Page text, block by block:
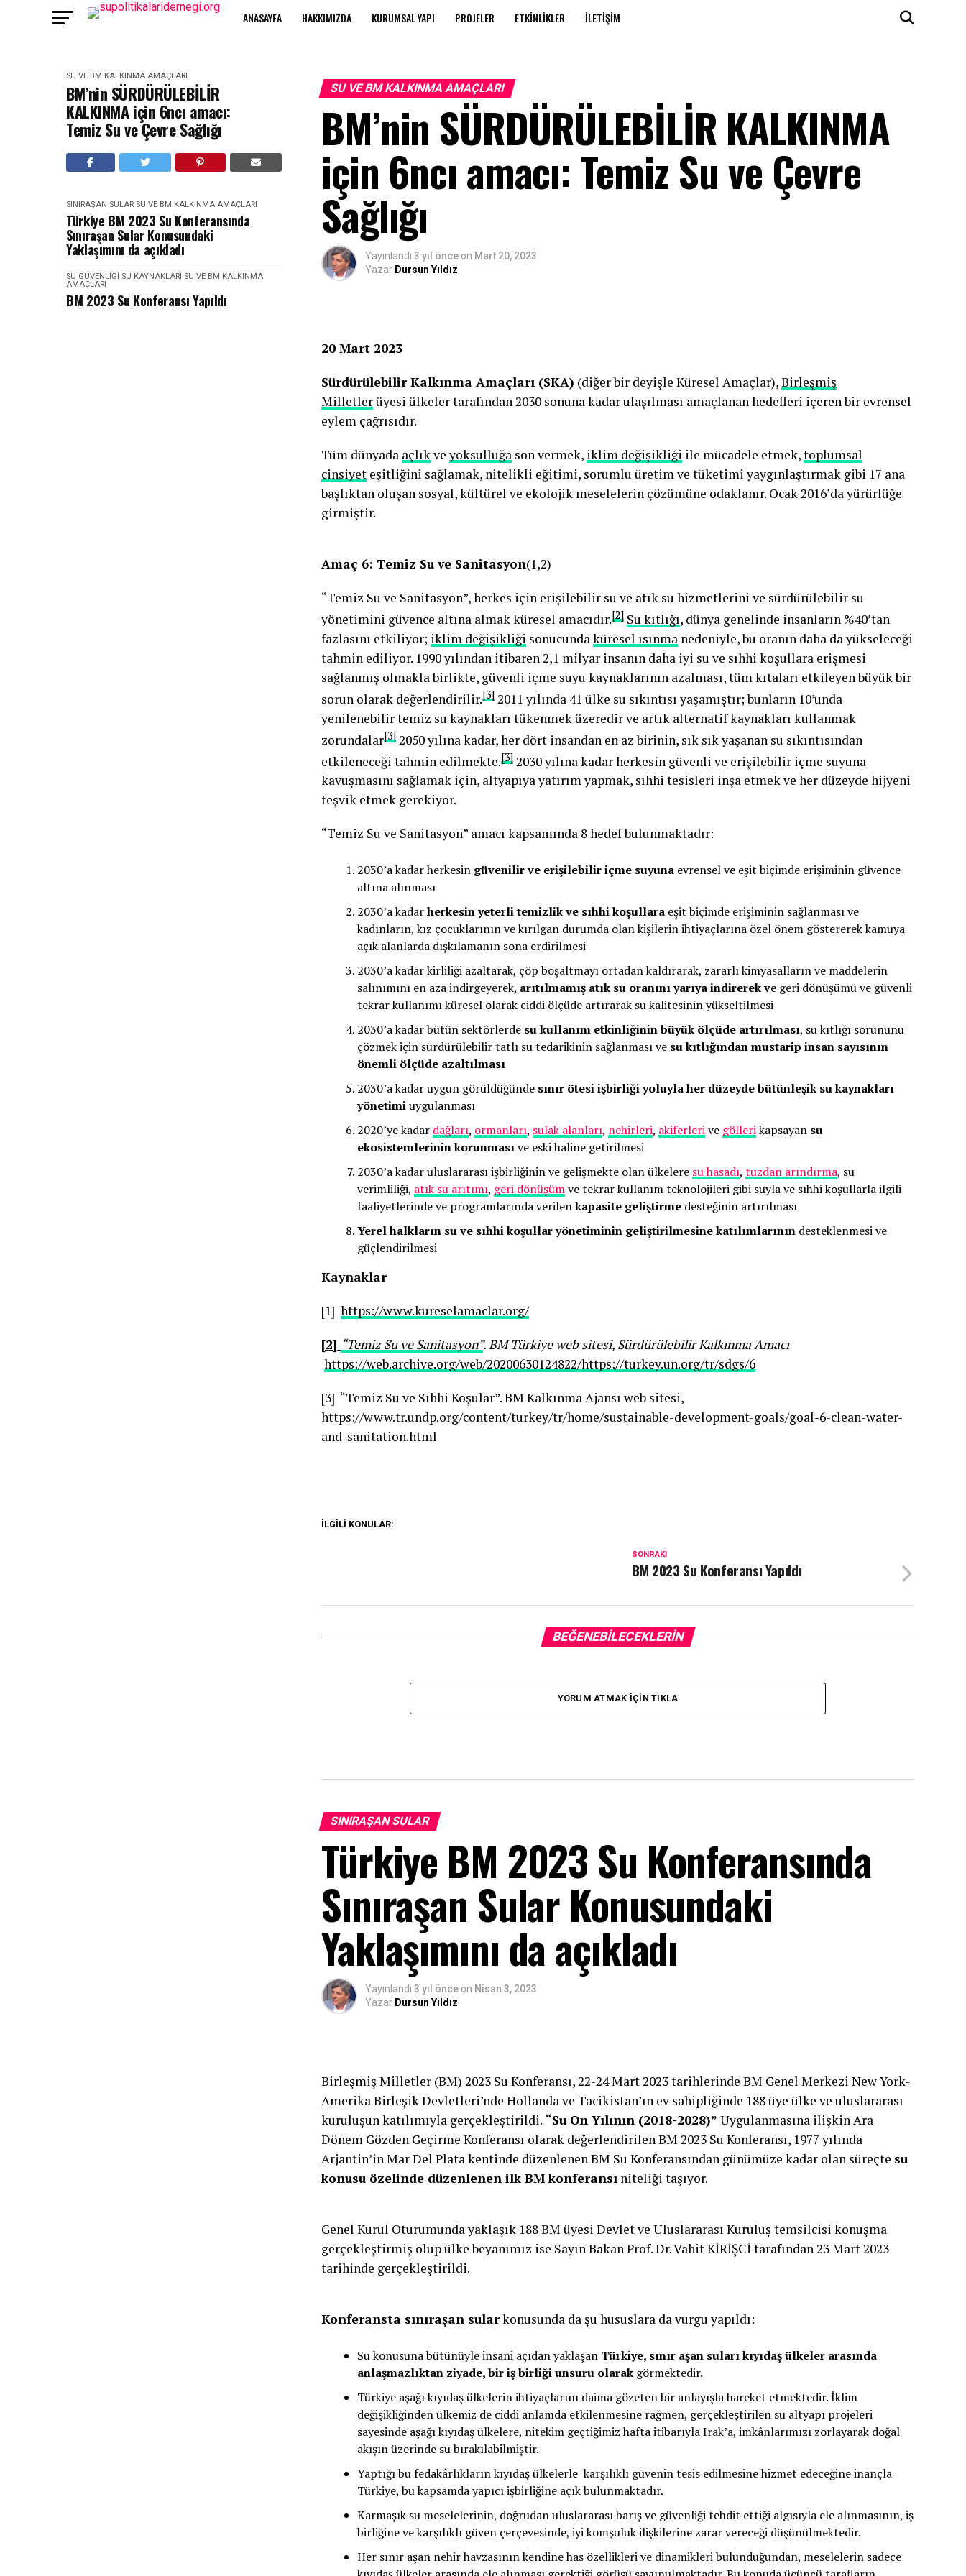
ANASAYFA HAKKIMIZDA KURUMSAL YAPI PROJELER ETKINLIKLER İLETIŞIM
SU VE BM KALKINMA AMAÇLARI
BM’nin SÜRDÜRÜLEBİLİR
KALKINMA için 6ncı amacı:
Temiz Su ve Çevre Sağlığı
SINIRAŞAN SULAR SU VE BM KALKINMA AMAÇLARI
Türkiye BM 2023 Su Konferansında
Sınıraşan Sular Konusundaki
Yaklaşımını da açıkladı
SU GÜVENLIĞI SU KAYNAKLARI SU VE BM KALKINMA
AMAÇLARI
BM 2023 Su Konferansı Yapıldı
SU VE BM KALKINMA AMAÇLARI
BM’nin SÜRDÜRÜLEBİLİR KALKINMA
için 6ncı amacı: Temiz Su ve Çevre
Sağlığı
Yayınlandı 3 yıl önce on Mart 20, 2023
Yazar Dursun Yıldız
20 Mart 2023
Sürdürülebilir Kalkınma Amaçları (SKA) (diğer bir deyişle Küresel Amaçlar),Birleşmiş
Milletlerüyesi ülkeler tarafından 2030 sonuna kadar ulaşılması amaçlanan hedefleri içeren bir evrensel
eylem çağrısıdır.
Tüm dünyada açlıkveyoksulluğa son vermek, iklim değişikliği ile mücadele etmek,toplumsal
cinsiyet eşitliğini sağlamak, nitelikli eğitimi, sorumlu üretim ve tüketimi yaygınlaştırmak gibi 17 ana
başlıktan oluşan sosyal, kültürel ve ekolojik meselelerin çözümüne odaklanır. Ocak 2016’da yürürlüğe
girmiştir.
Amaç 6: Temiz Su ve Sanitasyon(1,2)
“Temiz Su ve Sanitasyon”, herkes için erişilebilir su ve atık su hizmetlerini ve sürdürülebilir su
yönetimini güvence altına almak küresel amacıdır.[2] Su kıtlığı, dünya genelinde insanların %40’tan
fazlasını etkiliyor; iklim değişikliği sonucundaküresel ısınma nedeniyle, bu oranın daha da yükseleceği
tahmin ediliyor. 1990 yılından itibaren 2,1 milyar insanın daha iyi su ve sıhhi koşullara erişmesi
sağlanmış olmakla birlikte, güvenli içme suyu kaynaklarının azalması, tüm kıtaları etkileyen büyük bir
sorun olarak değerlendirilir.[3] 2011 yılında 41 ülke su sıkıntısı yaşamıştır; bunların 10’unda
yenilenebilir temiz su kaynakları tükenmek üzeredir ve artık alternatif kaynakları kullanmak
zorundalar[3] 2050 yılına kadar, her dört insandan en az birinin, sık sık yaşanan su sıkıntısından
etkileneceği tahmin edilmekte.[3] 2030 yılına kadar herkesin güvenli ve erişilebilir içme suyuna
kavuşmasını sağlamak için, altyapıya yatırım yapmak, sıhhi tesisleri inşa etmek ve her düzeyde hijyeni
teşvik etmek gerekiyor.
“Temiz Su ve Sanitasyon” amacı kapsamında 8 hedef bulunmaktadır:
2030’a kadar herkesin güvenilir ve erişilebilir içme suyuna evrensel ve eşit biçimde erişiminin güvence
altına alınması
2030’a kadarherkesin yeterli temizlik ve sıhhi koşullara eşit biçimde erişiminin sağlanması ve
kadınların, kız çocuklarının ve kırılgan durumda olan kişilerin ihtiyaçlarına özel önem göstererek kamuya
açık alanlarda dışkılamanın sona erdirilmesi
2030’a kadar kirliliği azaltarak, çöp boşaltmayı ortadan kaldırarak, zararlı kimyasalların ve maddelerin
salınımını en aza indirgeyerek, arıtılmamış atık su oranını yarıya indirerek ve geri dönüşümü ve güvenli
tekrar kullanımı küresel olarak ciddi ölçüde artırarak su kalitesinin yükseltilmesi
2030’a kadar bütün sektörlerde su kullanım etkinliğinin büyük ölçüde artırılması, su kıtlığı sorununu
çözmek için sürdürülebilir tatlı su tedarikinin sağlanması ve su kıtlığından mustarip insan sayısının
önemli ölçüde azaltılması
2030’a kadar uygun görüldüğünde sınır ötesi işbirliği yoluyla her düzeyde bütünleşik su kaynakları
yönetimiuygulanması
2020’ye kadar dağları, ormanları, sulak alanları, nehirleri, akiferlerive göllerikapsayan su
ekosistemlerinin korunmasıve eski haline getirilmesi
2030’a kadar uluslararası işbirliğinin ve gelişmekte olan ülkelere su hasadı, tuzdan arındırma, su
verimliliği, atık su arıtımı, geri dönüşümve tekrar kullanım teknolojileri gibi suyla ve sıhhi koşullarla ilgili
faaliyetlerinde ve programlarında verilenkapasite geliştirme desteğinin artırılması
Yerel halkların su ve sıhhi koşullar yönetiminin geliştirilmesine katılımlarının desteklenmesi ve
güçlendirilmesi
Kaynaklar
[1] https://www.kureselamaclar.org/
[2] “Temiz Su ve Sanitasyon”. BM Türkiye web sitesi, Sürdürülebilir Kalkınma Amacı
https://web.archive.org/web/20200630124822/https://turkey.un.org/tr/sdgs/6
[3] “Temiz Su ve Sıhhi Koşular”. BM Kalkınma Ajansı web sitesi,
https://www.tr.undp.org/content/turkey/tr/home/sustainable-development-goals/goal-6-clean-water-
and-sanitation.html
İLGILI KONULAR:
SONRAKI
BM 2023 Su Konferansı Yapıldı
BEĞENEBILECEKLERIN
YORUM ATMAK IÇIN TIKLA
SINIRAŞAN SULAR
Türkiye BM 2023 Su Konferansında
Sınıraşan Sular Konusundaki
Yaklaşımını da açıkladı
Yayınlandı 3 yıl önce on Nisan 3, 2023
Yazar Dursun Yıldız
Birleşmiş Milletler (BM) 2023 Su Konferansı, 22-24 Mart 2023 tarihlerinde BM Genel Merkezi New York-
Amerika Birleşik Devletleri’nde Hollanda ve Tacikistan’ın ev sahipliğinde 188 üye ülke ve uluslararası
kuruluşun katılımıyla gerçekleştirildi. “Su On Yılının (2018-2028)” Uygulanmasına ilişkin Ara
Dönem Gözden Geçirme Konferansı olarak değerlendirilen BM 2023 Su Konferansı, 1977 yılında
Arjantin’in Mar Del Plata kentinde düzenlenen BM Su Konferansından günümüze kadar olan süreçte su
konusu özelinde düzenlenen ilk BM konferansı niteliği taşıyor.
Genel Kurul Oturumunda yaklaşık 188 BM üyesi Devlet ve Uluslararası Kuruluş temsilcisi konuşma
gerçekleştirmiş olup ülke beyanımız ise Sayın Bakan Prof. Dr. Vahit KİRİŞCİ tarafından 23 Mart 2023
tarihinde gerçekleştirildi.
Konferansta sınıraşan sularkonusunda da şu hususlara da vurgu yapıldı:
Su konusuna bütünüyle insani açıdan yaklaşan Türkiye, sınır aşan suları kıyıdaş ülkeler arasında
anlaşmazlıktan ziyade, bir iş birliği unsuru olarak görmektedir.
Türkiye aşağı kıyıdaş ülkelerin ihtiyaçlarını daima gözeten bir anlayışla hareket etmektedir. İklim
değişikliğinden ülkemiz de ciddi anlamda etkilenmesine rağmen, gerçekleştirilen su altyapı projeleri
sayesinde aşağı kıyıdaş ülkelere, nitekim geçtiğimiz hafta itibarıyla Irak’a, imkânlarımızı zorlayarak doğal
akışın üzerinde su bırakılabilmiştir.
Yaptığı bu fedakârlıkların kıyıdaş ülkelerle karşılıklı güvenin tesis edilmesine hizmet edeceğine inançla
Türkiye, bu kapsamda yapıcı işbirliğine açık bulunmaktadır.
Karmaşık su meselelerinin, doğrudan uluslararası barış ve güvenliği tehdit ettiği algısıyla ele alınmasının, iş
birliğine ve karşılıklı güven çerçevesinde, iyi komşuluk ilişkilerine zarar vereceği düşünülmektedir.
Her sınır aşan nehir havzasının kendine has özellikleri ve dinamikleri bulunduğundan, meselelerin sadece